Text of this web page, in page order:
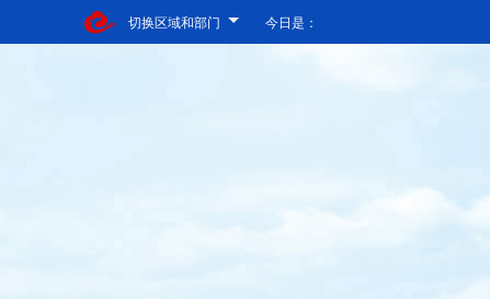
切换区域和部门 今日是：